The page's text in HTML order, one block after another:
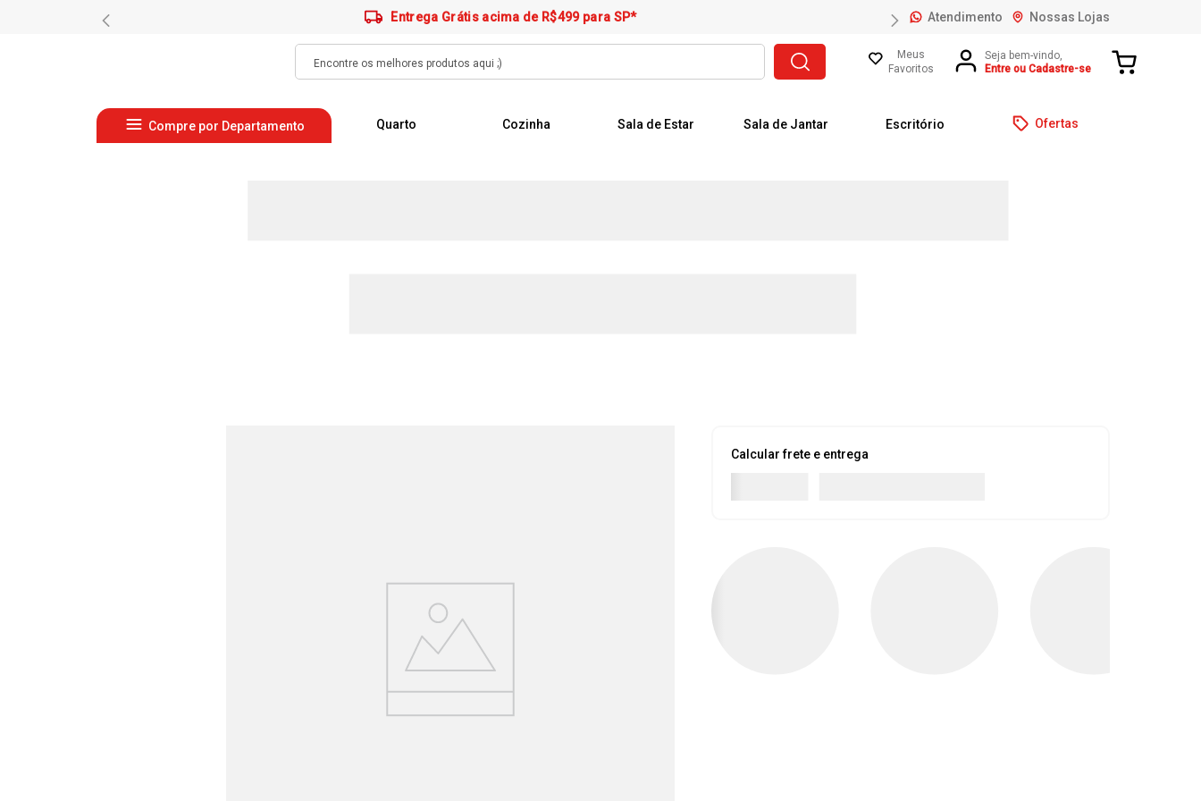
Entrega Grátis acima de R$499 para SP* Atendimento Nossas Lojas
Meus
Favoritos
Entre ou Cadastre-se
Compre por Departamento Quarto Cozinha Sala de Estar Sala de Jantar Escritório Ofertas
Calcular frete e entrega